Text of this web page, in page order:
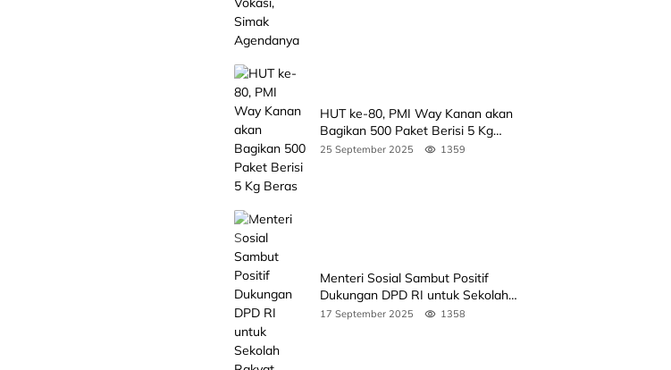
HUT ke-80, PMI Way Kanan akan
Bagikan 500 Paket Berisi 5 Kg
Beras
25 September 2025 1359
Menteri Sosial Sambut Positif
Dukungan DPD RI untuk Sekolah
Rakyat
17 September 2025 1358